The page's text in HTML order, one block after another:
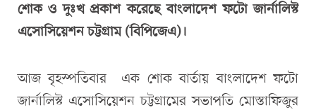
শোক ও দুঃখ প্রকাশ করেছে বাংলাদেশ ফটো জার্নালিস্ট
এসোসিয়েশন চট্টগ্রাম (বিপিজেএ)।
আজ বৃহস্পতিবার এক শোক বার্তায় বাংলাদেশ ফটো
জার্নালিস্ট এসোসিয়েশন চট্টগ্রামের সভাপতি মোস্তাফিজুর